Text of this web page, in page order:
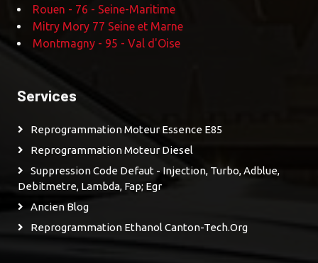
Rouen - 76 - Seine-Maritime
Mitry Mory 77 Seine et Marne
Montmagny - 95 - Val d'Oise
Services
Reprogrammation Moteur Essence E85
Reprogrammation Moteur Diesel
Suppression Code Defaut - Injection, Turbo, Adblue,
Debitmetre, Lambda, Fap; Egr
Ancien Blog
Reprogrammation Ethanol Canton-Tech.org